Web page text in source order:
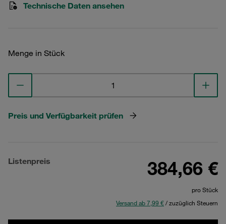
Technische Daten ansehen
Menge in Stück
Preis und Verfügbarkeit prüfen
Listenpreis 384,66 €
pro Stück
Versand ab 7,99 €/ zuzüglich Steuern